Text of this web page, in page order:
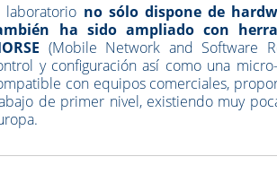
laboratorio no sólo dispone de
ha sido ampliado con
(Mobile Network and Software
y configuración así como una
con equipos comerciales,
de primer nivel, existiendo muy